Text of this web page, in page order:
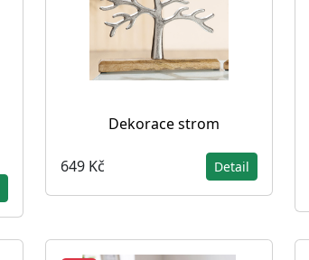
Dekorace strom
649 Kč Detail